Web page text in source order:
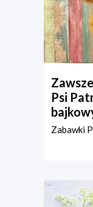
Psi
Zabawki